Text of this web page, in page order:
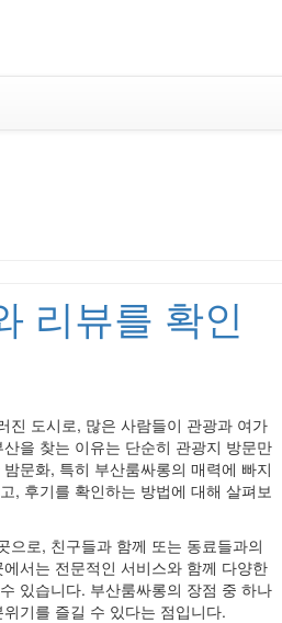
리뷰를 확인
진 도시로, 많은 사람들이 관광과 여가
을 찾는 이유는 단순히 관광지 방문만
문화, 특히 부산룸싸롱의 매력에 빠지
, 후기를 확인하는 방법에 대해 살펴보
으로, 친구들과 함께 또는 동료들과의
서는 전문적인 서비스와 함께 다양한
있습니다. 부산룸싸롱의 장점 중 하나
기를 즐길 수 있다는 점입니다.